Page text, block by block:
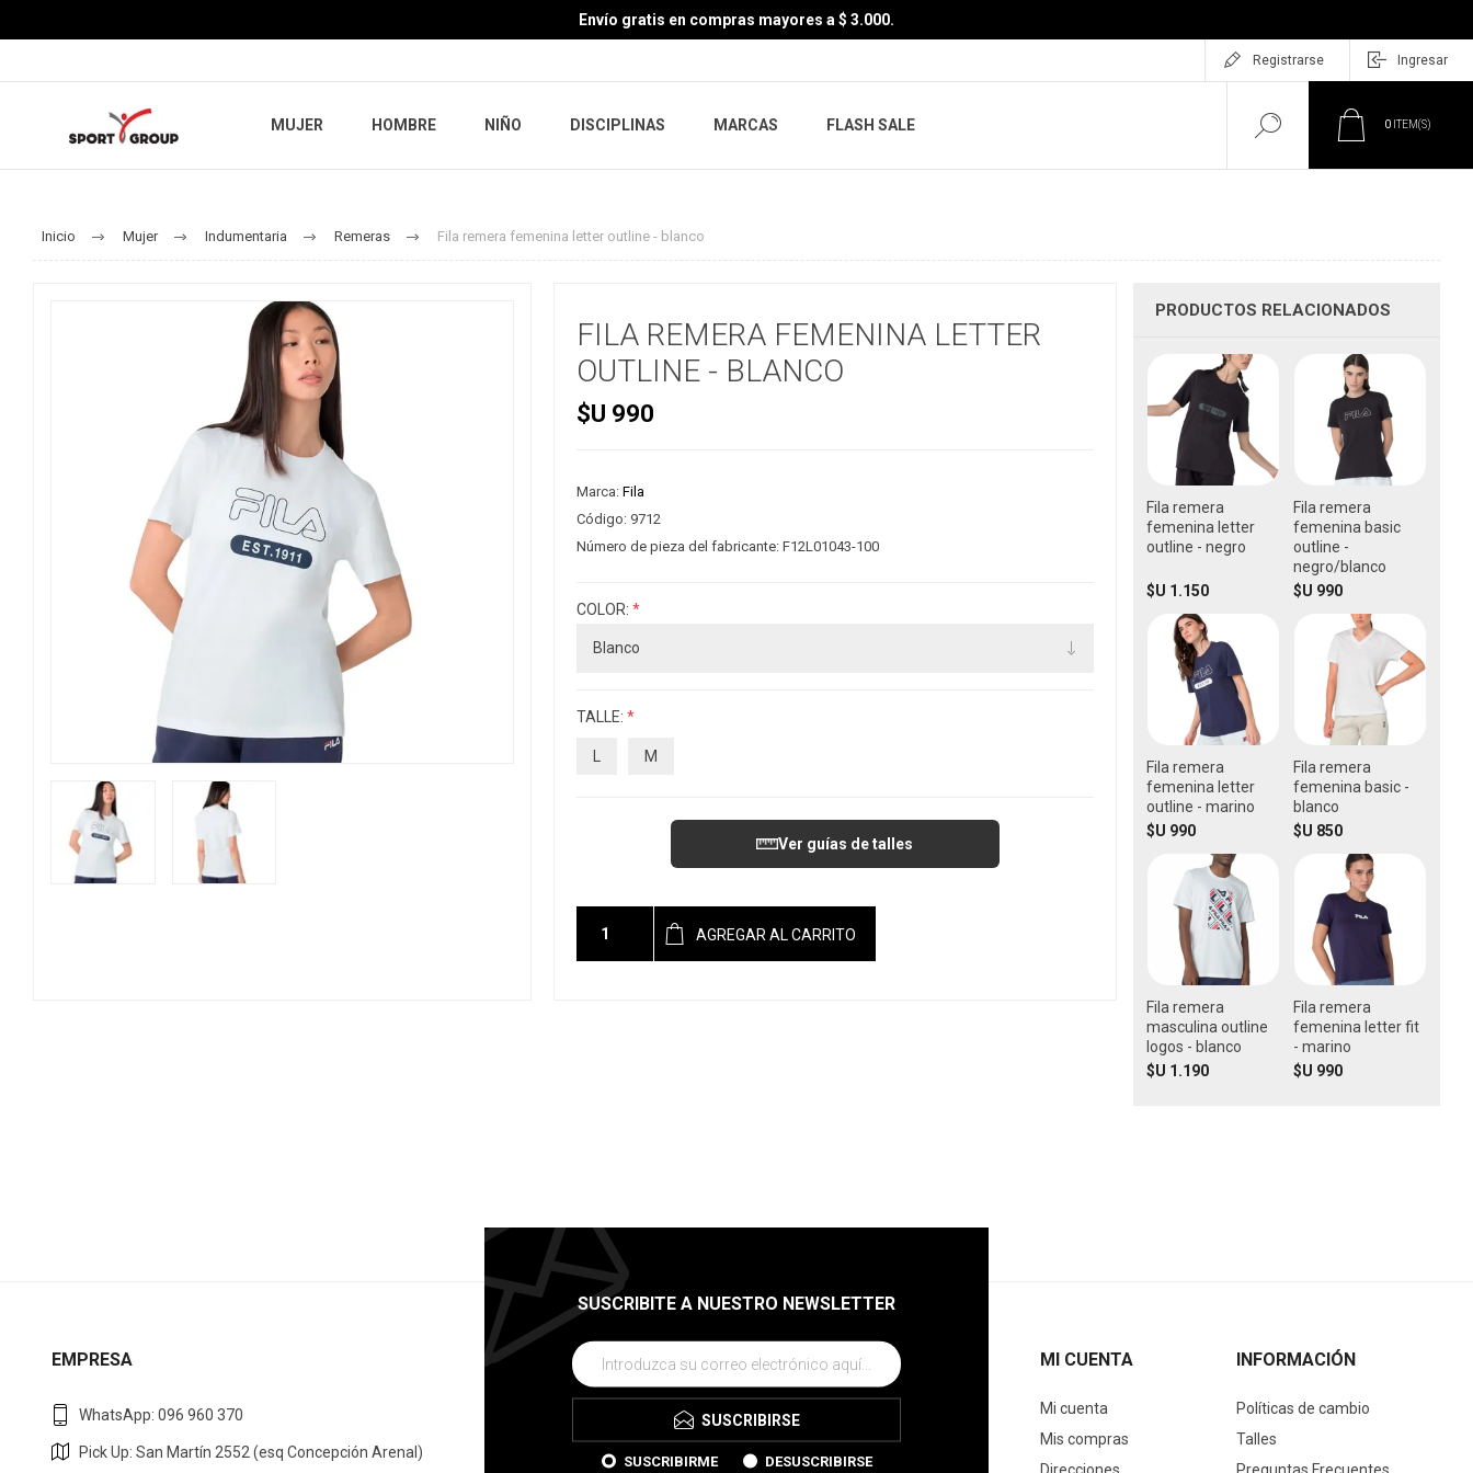
Envío gratis en compras mayores a $ 3.000.
Registrarse Ingresar
MUJER HOMBRE NIÑO DISCIPLINAS MARCAS FLASH SALE 0 ITEM(S)
Inicio Mujer Indumentaria Remeras Fila remera femenina letter outline - blanco
FILA REMERA FEMENINA LETTER
OUTLINE - BLANCO
$U 990
Marca: Fila
Código: 9712
Número de pieza del fabricante: F12L01043-100
COLOR: *
TALLE: *
L M
Ver guías de talles
AGREGAR AL CARRITO
PRODUCTOS RELACIONADOS
Fila remera
femenina letter
outline - negro
$U 1.150
Fila remera
femenina basic
outline -
negro/blanco
$U 990
Fila remera
femenina letter
outline - marino
$U 990
Fila remera
femenina basic -
blanco
$U 850
Fila remera
masculina outline
logos - blanco
$U 1.190
Fila remera
femenina letter fit
- marino
$U 990
SUSCRIBITE A NUESTRO NEWSLETTER
SUSCRIBIRSE
SUSCRIBIRME DESUSCRIBIRSE
EMPRESA
WhatsApp: 096 960 370
Pick Up: San Martín 2552 (esq Concepción Arenal)
MI CUENTA
Mi cuenta
Mis compras
INFORMACIÓN
Políticas de cambio
Talles